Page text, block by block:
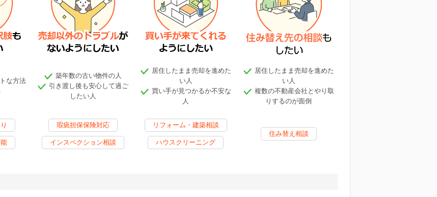
な方法
築年数の古い物件の人
引き渡し後も安心して過ご
したい人
居住したまま売却を進めた
い人
買い手が見つかるか不安な
人
居住したまま売却を進めた
い人
複数の不動産会社とやり取
りするのが面倒
瑕疵担保保険対応
インスペクション相談
リフォーム・建築相談
ハウスクリーニング
住み替え相談